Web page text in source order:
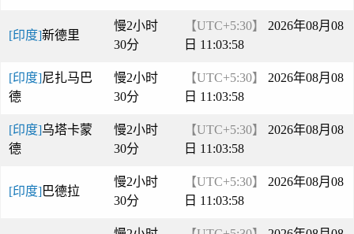
[印度]新德里
慢2小时
30分
【UTC+5:30】
2026年08月08
日 11:03:58
[印度]尼扎马巴
德
慢2小时
30分
【UTC+5:30】
2026年08月08
日 11:03:58
[印度]乌塔卡蒙
德
慢2小时
30分
【UTC+5:30】
2026年08月08
日 11:03:58
[印度]巴德拉
慢2小时
30分
【UTC+5:30】
2026年08月08
日 11:03:58